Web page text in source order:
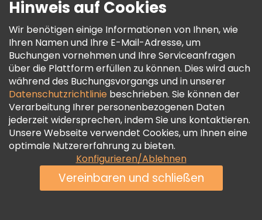
AGB Und Rechtliches
Cookie-Richtlinie
Freetour Auszeichnungen
Treueprogramm
Hinweis auf Cookies
Wir benötigen einige Informationen von Ihnen, wie
Ihren Namen und Ihre E-Mail-Adresse, um
Buchungen vornehmen und Ihre Serviceanfragen
über die Plattform erfüllen zu können. Dies wird auch
während des Buchungsvorgangs und in unserer
Datenschutzrichtlinie beschrieben. Sie können der
Verarbeitung Ihrer personenbezogenen Daten
jederzeit widersprechen, indem Sie uns kontaktieren.
Unsere Webseite verwendet Cookies, um Ihnen eine
optimale Nutzererfahrung zu bieten.
Konfigurieren/Ablehnen
Vereinbaren und schließen